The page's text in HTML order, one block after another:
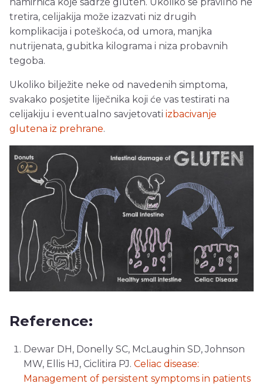
tretira, celijakija može izazvati niz drugih
komplikacija i poteškoća, od umora, manjka
nutrijenata, gubitka kilograma i niza probavnih
tegoba.
Ukoliko bilježite neke od navedenih simptoma,
svakako posjetite liječnika koji će vas testirati na
celijakiju i eventualno savjetovati izbacivanje
glutena iz prehrane.
Reference:
Dewar DH, Donelly SC, McLaughin SD, Johnson
MW, Ellis HJ, Ciclitira PJ. Celiac disease:
Management of persistent symptoms in patients